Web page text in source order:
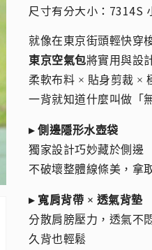
尺寸有分大小：7314S
就像在東京街頭輕快穿
東京空氣包將實用與設
柔軟布料 × 貼身剪裁 ×
一背就知道什麼叫做「
▸ 側邊隱形水壺袋
獨家設計巧妙藏於側邊
不破壞整體線條美，拿
▸ 寬肩背帶 × 透氣背墊
分散肩膀壓力，透氣不
久背也輕鬆